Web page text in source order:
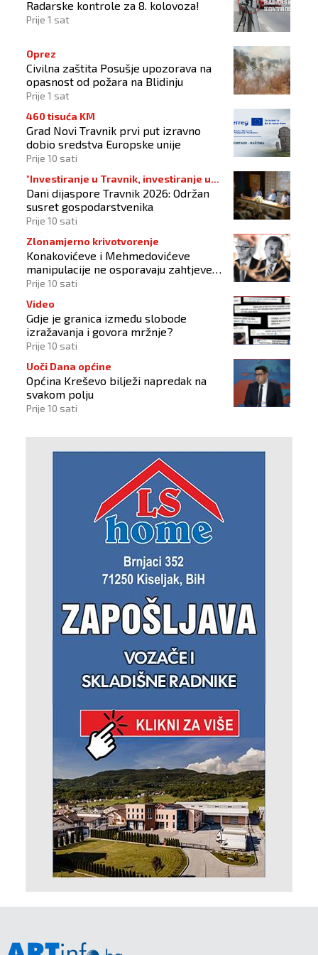
Radarske kontrole za 8. kolovoza!
Prije 1 sat
Oprez
Civilna zaštita Posušje upozorava na
opasnost od požara na Blidinju
Prije 1 sat
460 tisuća KM
Grad Novi Travnik prvi put izravno
dobio sredstva Europske unije
Prije 10 sati
"Investiranje u Travnik, investiranje u
budućnost"
Dani dijaspore Travnik 2026: Održan
susret gospodarstvenika
Prije 10 sati
Zlonamjerno krivotvorenje
Konakovićeve i Mehmedovićeve
manipulacije ne osporavaju zahtjeve
Hrvata
Prije 10 sati
Video
Gdje je granica između slobode
izražavanja i govora mržnje?
Prije 10 sati
Uoči Dana općine
Općina Kreševo bilježi napredak na
svakom polju
Prije 10 sati